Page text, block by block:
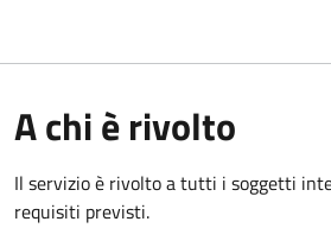
A chi è rivolto
Il servizio è rivolto a tutti i soggetti
requisiti previsti.